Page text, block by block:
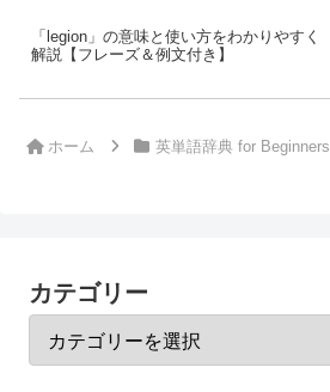
「legion」の意味と使い方をわかりやすく
解説【フレーズ＆例文付き】
ホーム 英単語辞典 for Beginners
カテゴリー